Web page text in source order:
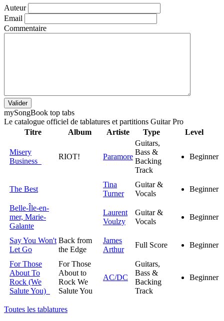
Auteur
Email
Commentaire
Valider
mySongBook top tabs
Le catalogue officiel de tablatures et partitions Guitar Pro
Titre
Album Artiste Type Level
Misery
Business
RIOT! Paramore
Guitars,
Bass &
Backing
Track
Beginner
The Best
Tina
Turner
Guitar &
Vocals
Beginner
Belle-Île-en-
mer, Marie-
Galante
Laurent
Voulzy
Guitar &
Vocals
Beginner
Say You Won't
Let Go
Back from
the Edge
James
Arthur
Full Score Beginner
For Those
About To
Rock (We
Salute You)
For Those
About to
Rock We
Salute You
AC/DC
Guitars,
Bass &
Backing
Track
Beginner
Toutes les tablatures